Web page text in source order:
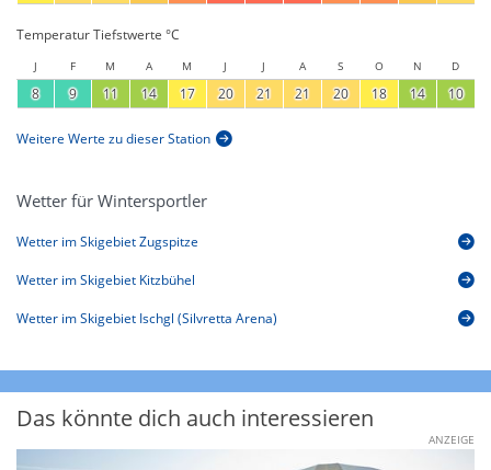
Temperatur Tiefstwerte °C
J F M A M J J A S O N D
8 9 11 14 17 20 21 21 20 18 14 10
Weitere Werte zu dieser Station
Wetter für Wintersportler
Wetter im Skigebiet Zugspitze
Wetter im Skigebiet Kitzbühel
Wetter im Skigebiet Ischgl (Silvretta Arena)
Das könnte dich auch interessieren
ANZEIGE